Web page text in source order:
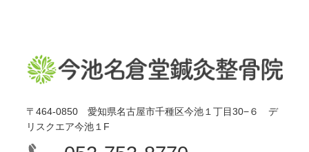
〒464-0850 愛知県名古屋市千種区今池１丁目30−６ デ
リスクエア今池１F